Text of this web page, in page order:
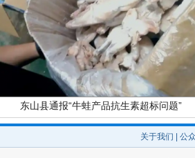
东山县通报“牛蛙产品抗生素超标问题”
关于我们 公